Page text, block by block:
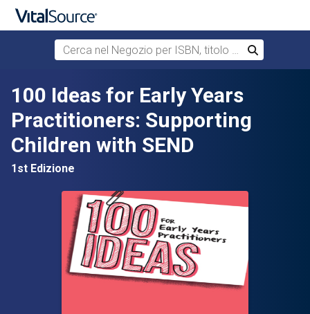
Passa al contenuto principale
Cerca nel Negozio per ISBN, titolo o autore
Cerca
100 Ideas for Early Years
Practitioners: Supporting
Children with SEND
1st Edizione